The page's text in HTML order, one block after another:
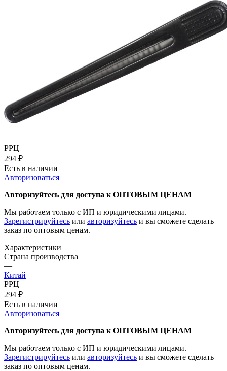
РРЦ
294 ₽
Есть в наличии
Авторизоваться
Авторизуйтесь для доступа к ОПТОВЫМ ЦЕНАМ
Мы работаем только с ИП и юридическими лицами.
Зарегистрируйтесь или авторизуйтесь и вы сможете сделать
заказ по оптовым ценам.
Характеристики
Страна производства
—
Китай
РРЦ
294 ₽
Есть в наличии
Авторизоваться
Авторизуйтесь для доступа к ОПТОВЫМ ЦЕНАМ
Мы работаем только с ИП и юридическими лицами.
Зарегистрируйтесь или авторизуйтесь и вы сможете сделать
заказ по оптовым ценам.